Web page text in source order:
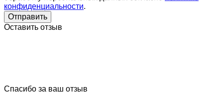
конфиденциальности.
Отправить
Оставить отзыв
Спасибо за ваш отзыв